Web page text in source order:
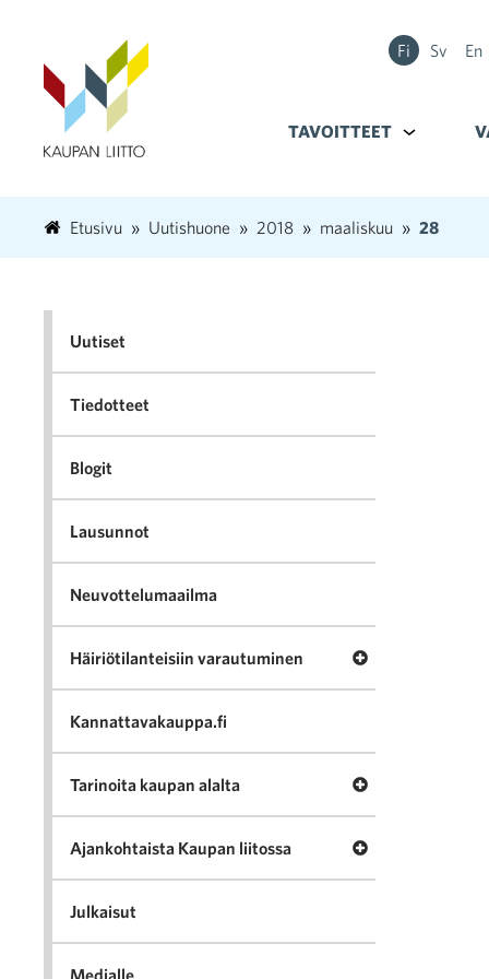
Fi Sv En
TAVOITTEET Alavalikko
Etusivu Uutishuone 2018 maaliskuu 28
Uutiset
Tiedotteet
Blogit
Lausunnot
Neuvottelumaailma
Häiriötilanteisiin varautuminen Avaa valikko
Kannattavakauppa.fi
Tarinoita kaupan alalta Avaa valikko
Ajankohtaista Kaupan liitossa Avaa valikko
Julkaisut
Medialle